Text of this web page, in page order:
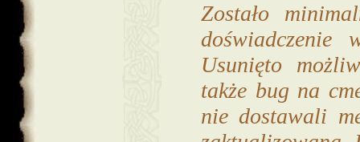
Zostało
doświadczenie
Usunięto
także bug na
nie dostawali